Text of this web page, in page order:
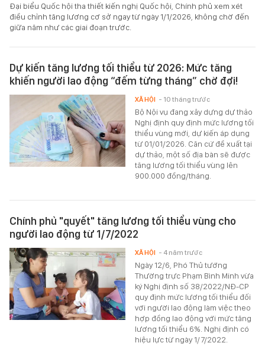
Đại biểu Quốc hội tha thiết kiến nghị Quốc hội, Chính phủ xem xét
điều chỉnh tăng lương cơ sở ngay từ ngày 1/1/2026, không chờ đến
giữa năm như các giai đoạn trước.
Dự kiến tăng lương tối thiểu từ 2026: Mức tăng
khiến người lao động “đếm từng tháng” chờ đợi!
Bộ Nội vụ đang xây dựng dự thảo
Nghị định quy định mức lương tối
thiểu vùng mới, dự kiến áp dụng
từ 01/01/2026. Căn cứ đề xuất tại
dự thảo, một số địa bàn sẽ được
tăng lương tối thiểu vùng lên
900.000 đồng/tháng.
XÃ HỘI - 10 tháng trước
Chính phủ "quyết" tăng lương tối thiểu vùng cho
người lao động từ 1/7/2022
Ngày 12/6, Phó Thủ tướng
Thường trực Phạm Bình Minh vừa
ký Nghị định số 38/2022/NĐ-CP
quy định mức lương tối thiểu đối
với người lao động làm việc theo
hợp đồng lao động với mức tăng
lương tối thiểu 6%. Nghị định có
hiệu lực từ ngày 1/7/2022.
XÃ HỘI - 4 năm trước